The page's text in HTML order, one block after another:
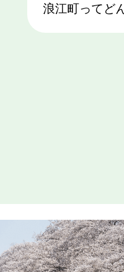
浪江町ってど